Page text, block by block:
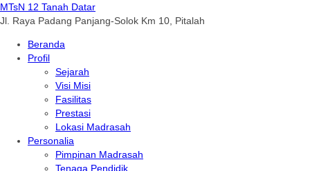
MTsN 12 Tanah Datar
Jl. Raya Padang Panjang-Solok Km 10, Pitalah
Beranda
Profil
Sejarah
Visi Misi
Fasilitas
Prestasi
Lokasi Madrasah
Personalia
Pimpinan Madrasah
Tenaga Pendidik